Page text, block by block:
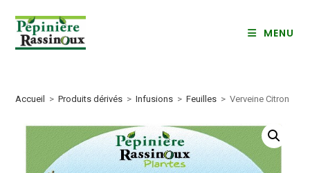
content
MENU
Accueil > Produits dérivés > Infusions > Feuilles > Verveine Citron